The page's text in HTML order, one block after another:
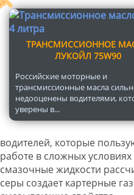
ТРАНСМИССИОННОЕ
ЛУКОЙЛ 75W90
Российские моторные и
трансмиссионные масла
недооценены водителями,
уверены в...
водителей, которые
работе в сложных
смазочные жидкости
серы создает картерные